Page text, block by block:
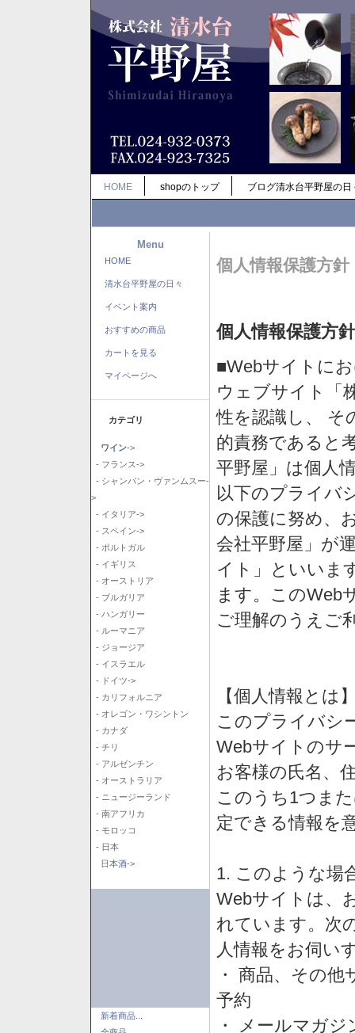
HOME shopのトップ ブログ清水台平野屋の日
Menu
HOME
清水台平野屋の日々
イベント案内
おすすめの商品
カートを見る
マイページへ
カテゴリ
ワイン->
- フランス->
- シャンパン・ヴァンムスー-
>
- イタリア->
- スペイン->
- ポルトガル
- イギリス
- オーストリア
- ブルガリア
- ハンガリー
- ルーマニア
- ジョージア
- イスラエル
- ドイツ->
- カリフォルニア
- オレゴン・ワシントン
- カナダ
- チリ
- アルゼンチン
- オーストラリア
- ニュージーランド
- 南アフリカ
- モロッコ
- 日本
日本酒->
新着商品...
個人情報保護方針
個人情報保護方針
■Webサイトに
ウェブサイト「
性を認識し、 そ
的責務であると
平野屋」は個人
以下のプライバ
の保護に努め、
会社平野屋」が
イト」といいま
ます。このWeb
ご理解のうえご
【個人情報とは
このプライバシ
Webサイトのサ
お客様の氏名、
このうち1つま
定できる情報を
1. このような場
Webサイトは、
れています。次
人情報をお伺い
・ 商品、その
予約
・ メールマガ